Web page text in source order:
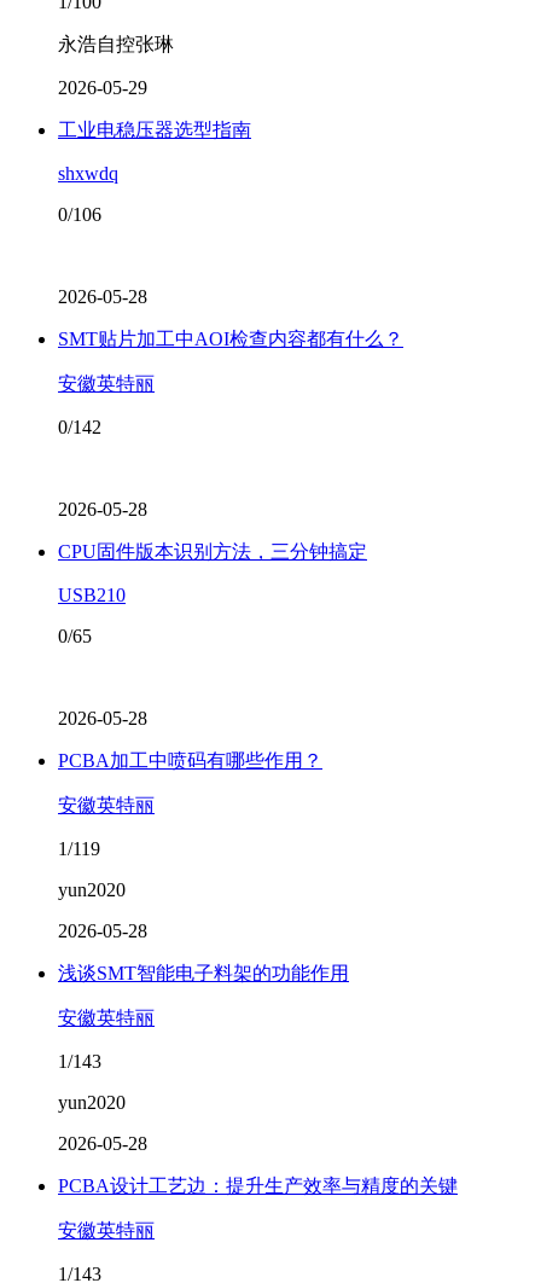
永浩自控张琳
2026-05-29
工业电稳压器选型指南
shxwdq
0/106
2026-05-28
SMT贴片加工中AOI检查内容都有什么？
安徽英特丽
0/142
2026-05-28
CPU固件版本识别方法，三分钟搞定
USB210
0/65
2026-05-28
PCBA加工中喷码有哪些作用？
安徽英特丽
1/119
yun2020
2026-05-28
浅谈SMT智能电子料架的功能作用
安徽英特丽
1/143
yun2020
2026-05-28
PCBA设计工艺边：提升生产效率与精度的关键
安徽英特丽
1/143